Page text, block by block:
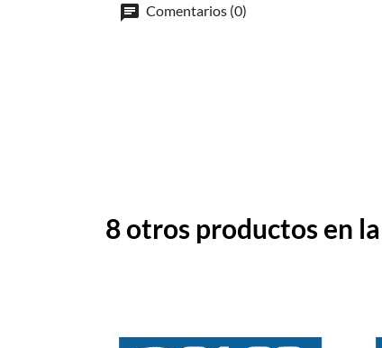
Comentarios (0)
8 otros productos en